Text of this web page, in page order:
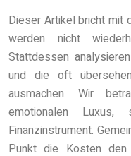
Dieser Artikel bricht mit
werden nicht
Stattdessen
und die oft
ausmachen. Wir
emotionalen
Finanzinstrument.
Punkt die Kosten